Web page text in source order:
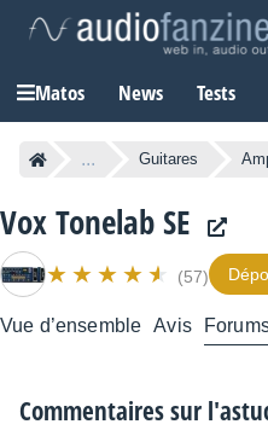
Matos News Tests
... Guitares
Vox Tonelab SE
(57)
Vue d’ensemble Avis
Commentaires sur